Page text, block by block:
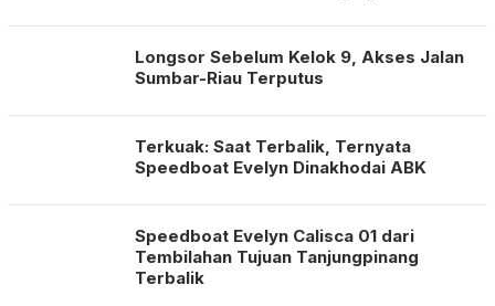
Longsor Sebelum Kelok 9, Akses Jalan
Sumbar-Riau Terputus
Terkuak: Saat Terbalik, Ternyata
Speedboat Evelyn Dinakhodai ABK
Speedboat Evelyn Calisca 01 dari
Tembilahan Tujuan Tanjungpinang
Terbalik